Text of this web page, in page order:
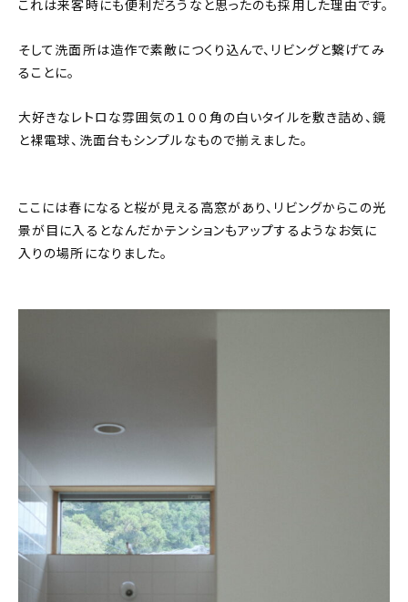
これは来客時にも便利だろうなと思ったのも採用した理由です。
そして洗面所は造作で素敵につくり込んで、リビングと繋げてみ
ることに。
大好きなレトロな雰囲気の１００角の白いタイルを敷き詰め、鏡
と裸電球、洗面台もシンプルなもので揃えました。
ここには春になると桜が見える高窓があり、リビングからこの光
景が目に入るとなんだかテンションもアップするようなお気に
入りの場所になりました。